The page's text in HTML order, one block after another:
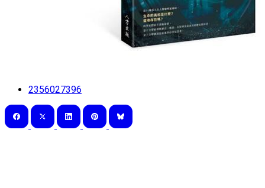
2356027396